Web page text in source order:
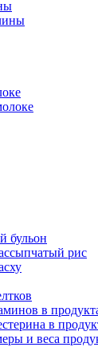
бульон
рис
в
в
и веса